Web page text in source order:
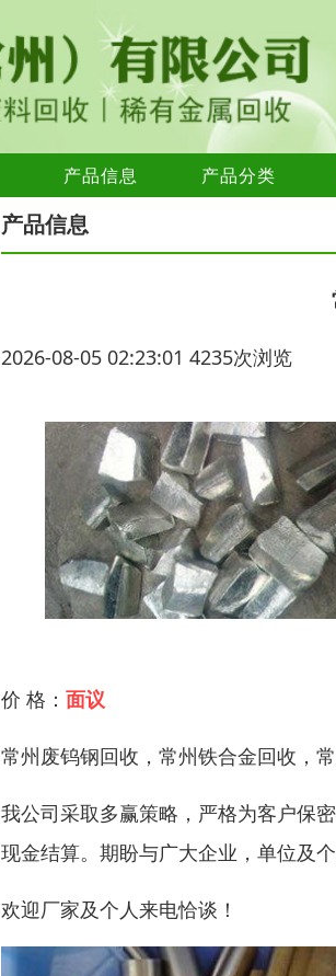
产品信息 产品分类
产品信息
2026-08-05 02:23:01 4235次浏览
价 格： 面议
常州废钨钢回收，常州铁合金回收，
我公司采取多赢策略，严格为客户保
现金结算。期盼与广大企业，单位及
欢迎厂家及个人来电恰谈！